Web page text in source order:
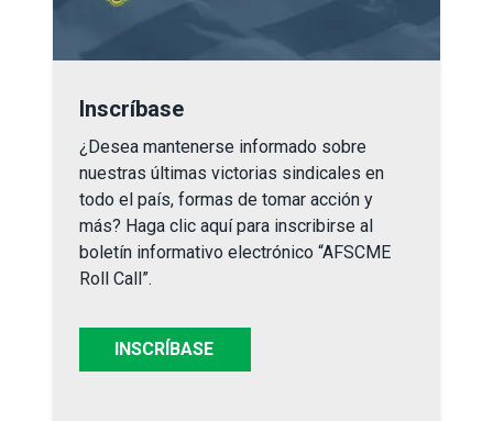
Inscríbase
¿Desea mantenerse informado sobre
nuestras últimas victorias sindicales en
todo el país, formas de tomar acción y
más? Haga clic aquí para inscribirse al
boletín informativo electrónico “AFSCME
Roll Call”.
INSCRÍBASE